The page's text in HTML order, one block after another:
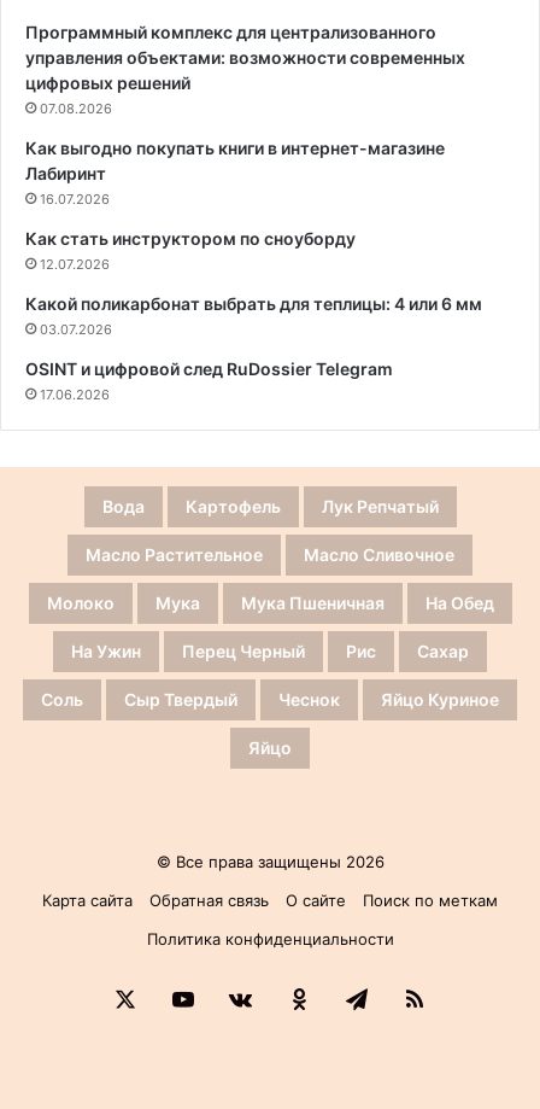
Программный комплекс для централизованного
управления объектами: возможности современных
цифровых решений
07.08.2026
Как выгодно покупать книги в интернет-магазине
Лабиринт
16.07.2026
Как стать инструктором по сноуборду
12.07.2026
Какой поликарбонат выбрать для теплицы: 4 или 6 мм
03.07.2026
OSINT и цифровой след RuDossier Telegram
17.06.2026
Вода Картофель Лук Репчатый
Масло Растительное Масло Сливочное
Молоко Мука Мука Пшеничная На Обед
На Ужин Перец Черный Рис Сахар
Соль Сыр Твердый Чеснок Яйцо Куриное
Яйцо
© Все права защищены 2026
Карта сайта
Обратная связь О сайте
Поиск по меткам
Политика конфиденциальности
YouTubevk.comОдноклассники
Telegram
RSS